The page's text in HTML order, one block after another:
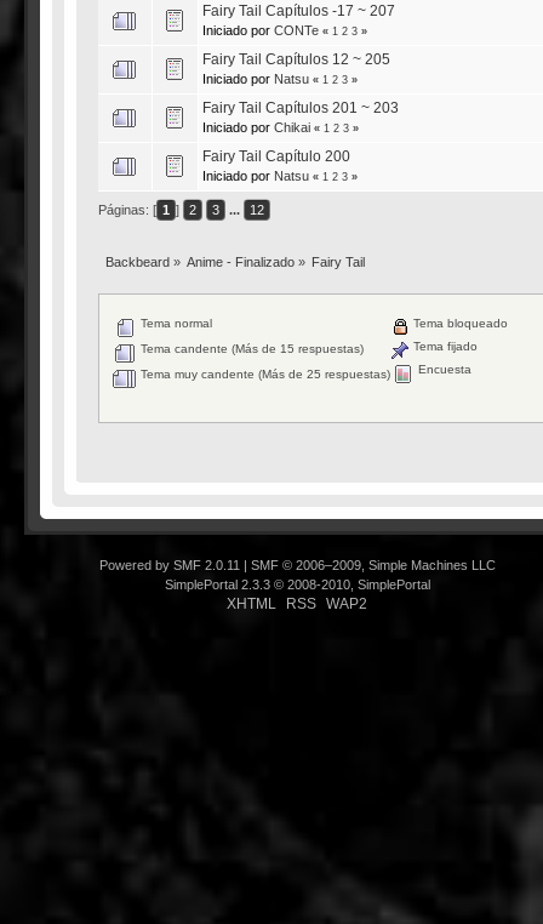
Fairy Tail Capítulos -17 ~ 207
Iniciado por CONTe « 1 2 3»
Fairy Tail Capítulos 12 ~ 205
Iniciado por Natsu « 1 2 3»
Fairy Tail Capítulos 201 ~ 203
Iniciado por Chikai « 1 2 3»
Fairy Tail Capítulo 200
Iniciado por Natsu « 1 2 3»
Páginas: [ 1 ] 2 3 ... 12
Backbeard» Anime - Finalizado » Fairy Tail
Tema normal
Tema candente (Más de 15 respuestas)
Tema muy candente (Más de 25 respuestas)
Tema bloqueado
Tema fijado
Encuesta
Powered by SMF 2.0.11
SMF © 2006–2009, Simple Machines LLC
SimplePortal 2.3.3 © 2008-2010, SimplePortal
XHTML RSS WAP2